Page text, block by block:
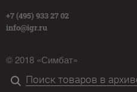
+7 (495) 933 27 02
info@igr.ru
© 2018 «Симбат»